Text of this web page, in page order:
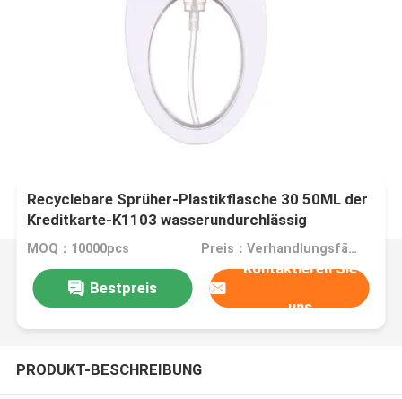
Recyclebare Sprüher-Plastikflasche 30 50ML der
Kreditkarte-K1103 wasserundurchlässig
MOQ：10000pcs Preis：Verhandlungsfähig
Bestpreis
Kontaktieren Sie
uns
PRODUKT-BESCHREIBUNG